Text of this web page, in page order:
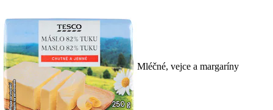
Mléčné, vejce a margaríny